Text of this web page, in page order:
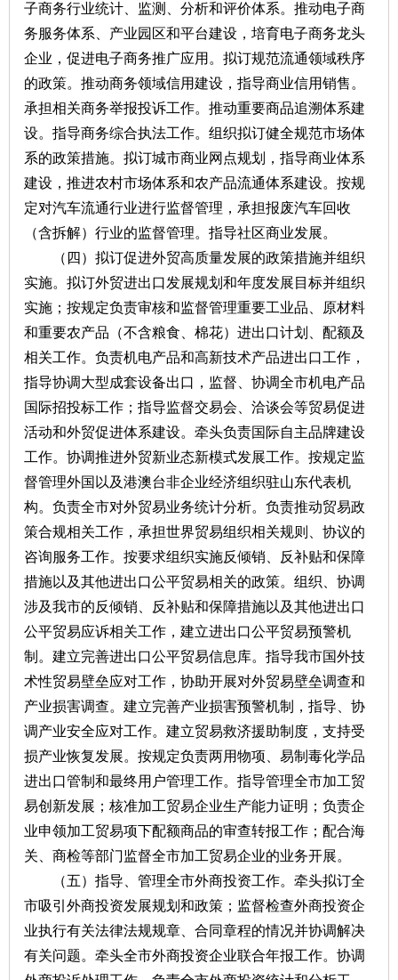
子商务行业统计、监测、分析和评价体系。推动电子商
务服务体系、产业园区和平台建设，培育电子商务龙头
企业，促进电子商务推广应用。拟订规范流通领域秩序
的政策。推动商务领域信用建设，指导商业信用销售。
承担相关商务举报投诉工作。推动重要商品追溯体系建
设。指导商务综合执法工作。组织拟订健全规范市场体
系的政策措施。拟订城市商业网点规划，指导商业体系
建设，推进农村市场体系和农产品流通体系建设。按规
定对汽车流通行业进行监督管理，承担报废汽车回收
（含拆解）行业的监督管理。指导社区商业发展。
（四）拟订促进外贸高质量发展的政策措施并组织
实施。拟订外贸进出口发展规划和年度发展目标并组织
实施；按规定负责审核和监督管理重要工业品、原材料
和重要农产品（不含粮食、棉花）进出口计划、配额及
相关工作。负责机电产品和高新技术产品进出口工作，
指导协调大型成套设备出口，监督、协调全市机电产品
国际招投标工作；指导监督交易会、洽谈会等贸易促进
活动和外贸促进体系建设。牵头负责国际自主品牌建设
工作。协调推进外贸新业态新模式发展工作。按规定监
督管理外国以及港澳台非企业经济组织驻山东代表机
构。负责全市对外贸易业务统计分析。负责推动贸易政
策合规相关工作，承担世界贸易组织相关规则、协议的
咨询服务工作。按要求组织实施反倾销、反补贴和保障
措施以及其他进出口公平贸易相关的政策。组织、协调
涉及我市的反倾销、反补贴和保障措施以及其他进出口
公平贸易应诉相关工作，建立进出口公平贸易预警机
制。建立完善进出口公平贸易信息库。指导我市国外技
术性贸易壁垒应对工作，协助开展对外贸易壁垒调查和
产业损害调查。建立完善产业损害预警机制，指导、协
调产业安全应对工作。建立贸易救济援助制度，支持受
损产业恢复发展。按规定负责两用物项、易制毒化学品
进出口管制和最终用户管理工作。指导管理全市加工贸
易创新发展；核准加工贸易企业生产能力证明；负责企
业申领加工贸易项下配额商品的审查转报工作；配合海
关、商检等部门监督全市加工贸易企业的业务开展。
（五）指导、管理全市外商投资工作。牵头拟订全
市吸引外商投资发展规划和政策；监督检查外商投资企
业执行有关法律法规规章、合同章程的情况并协调解决
有关问题。牵头全市外商投资企业联合年报工作。协调